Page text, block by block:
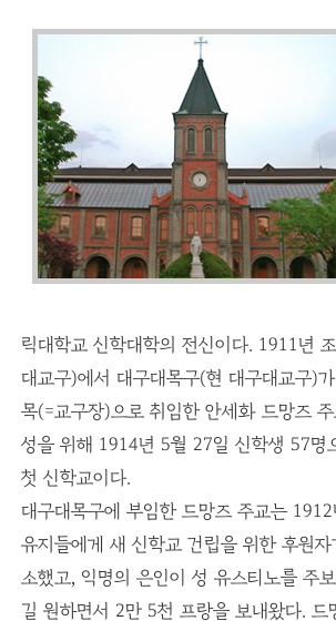
릭대학교 신학대학의 전신이다. 1911년
대교구)에서 대구대목구(현 대구대교구)
목(=교구장)으로 취임한 안세화 드망즈
성을 위해 1914년 5월 27일 신학생 57명
첫 신학교이다.
대구대목구에 부임한 드망즈 주교는
유지들에게 새 신학교 건립을 위한 후원
소했고, 익명의 은인이 성 유스티노를 주
길 원하면서 2만 5천 프랑을 보내왔다. 드